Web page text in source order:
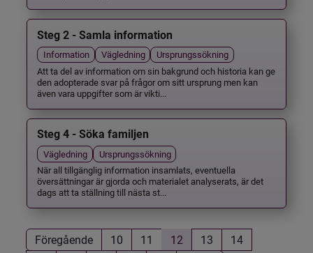
Steg 2 - Samla information
Information Vägledning
Ursprungssökning
Att ta del av information om sin bakgrund och historia kan ge
den adopterade svar på frågor om sitt ursprung men kan
även vara uppgifter som är vikti...
Steg 4 - Söka familjen
Vägledning
Ursprungssökning
När all tillgänglig information insamlats, eventuella
översättningar är gjorda och materialet analyserats, är det
dags att ta ställning till nästa st...
Föregående 10 11 12 13
14